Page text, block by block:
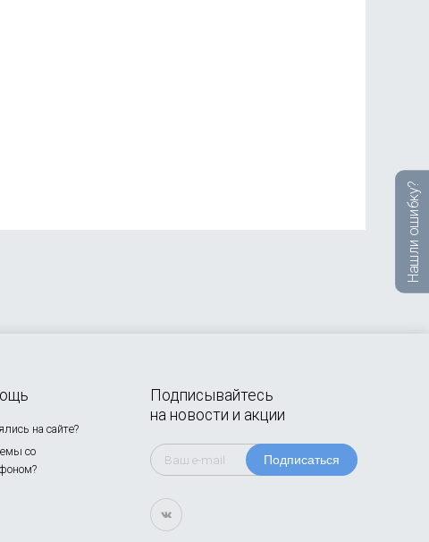
на сайте?
со
Подписывайтесь
на новости и акции
Подписаться
Нашли ошибку?